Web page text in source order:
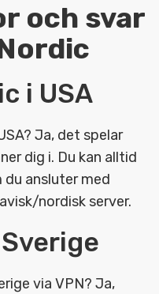
och svar
i USA
Ja, det spelar
dig i. Du kan alltid
du ansluter med
nordisk server.
Sverige
via VPN? Ja,